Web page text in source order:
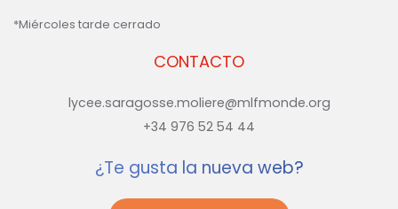
CONTACTO
lycee.saragosse.moliere@mlfmonde.org
+34 976 52 54 44
*Miércoles tarde cerrado
¿Te gusta la nueva web?